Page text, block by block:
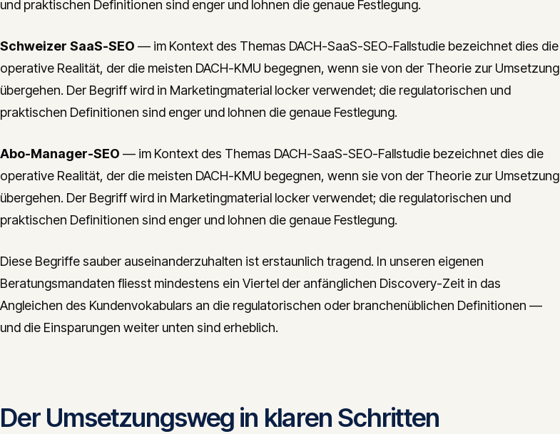
und praktischen Definitionen sind enger und lohnen die genaue Festlegung.
Schweizer SaaS-SEO — im Kontext des Themas DACH-SaaS-SEO-Fallstudie bezeichnet dies die
operative Realität, der die meisten DACH-KMU begegnen, wenn sie von der Theorie zur Umsetzung
übergehen. Der Begriff wird in Marketingmaterial locker verwendet; die regulatorischen und
praktischen Definitionen sind enger und lohnen die genaue Festlegung.
Abo-Manager-SEO — im Kontext des Themas DACH-SaaS-SEO-Fallstudie bezeichnet dies die
operative Realität, der die meisten DACH-KMU begegnen, wenn sie von der Theorie zur Umsetzung
übergehen. Der Begriff wird in Marketingmaterial locker verwendet; die regulatorischen und
praktischen Definitionen sind enger und lohnen die genaue Festlegung.
Diese Begriffe sauber auseinanderzuhalten ist erstaunlich tragend. In unseren eigenen
Beratungsmandaten fliesst mindestens ein Viertel der anfänglichen Discovery-Zeit in das
Angleichen des Kundenvokabulars an die regulatorischen oder branchenüblichen Definitionen —
und die Einsparungen weiter unten sind erheblich.
Der Umsetzungsweg in klaren Schritten